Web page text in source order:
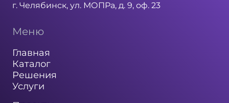
г. Челябинск, ул. МОПРа, д. 9, оф. 23
Меню
Главная
Каталог
Решения
Услуги